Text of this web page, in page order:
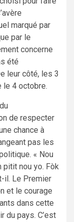
marqué par
par le
concerne
été
leur côté, les 3
le 4 octobre.
de respecter
chance à
pas les
« Nou
pitit nou yo. Fòk
il. Le Premier
et le courage
dans cette
du pays. C’est